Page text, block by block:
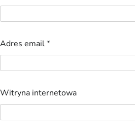
Adres email*
Witryna internetowa